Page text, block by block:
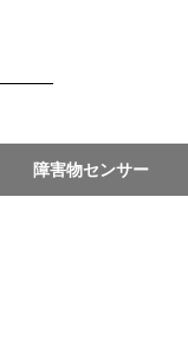
障害物センサー